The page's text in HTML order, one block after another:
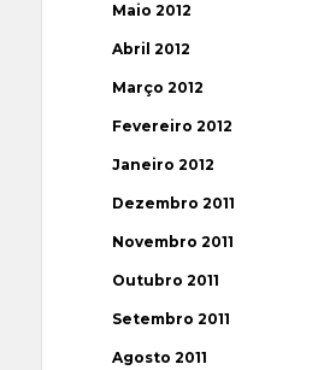
Maio 2012
Abril 2012
Março 2012
Fevereiro 2012
Janeiro 2012
Dezembro 2011
Novembro 2011
Outubro 2011
Setembro 2011
Agosto 2011